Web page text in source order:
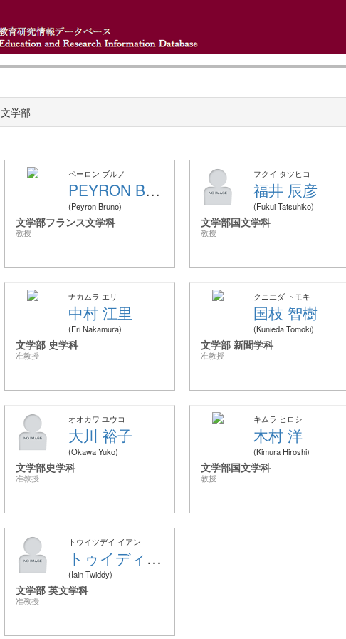
文学部
ペーロン ブルノ
PEYRON BRUNO
Peyron Bruno
文学部フランス文学科
教授
フクイ タツヒコ
福井 辰彦
Fukui Tatsuhiko
文学部国文学科
教授
ナカムラ エリ
中村 江里
Eri Nakamura
文学部 史学科
准教授
クニエダ トモキ
国枝 智樹
Kunieda Tomoki
文学部 新聞学科
准教授
オオカワ ユウコ
大川 裕子
Okawa Yuko
文学部史学科
准教授
キムラ ヒロシ
木村 洋
Kimura Hiroshi
文学部国文学科
教授
トウイツデイ イアン
トゥイディ イアン
Iain Twiddy
文学部 英文学科
准教授